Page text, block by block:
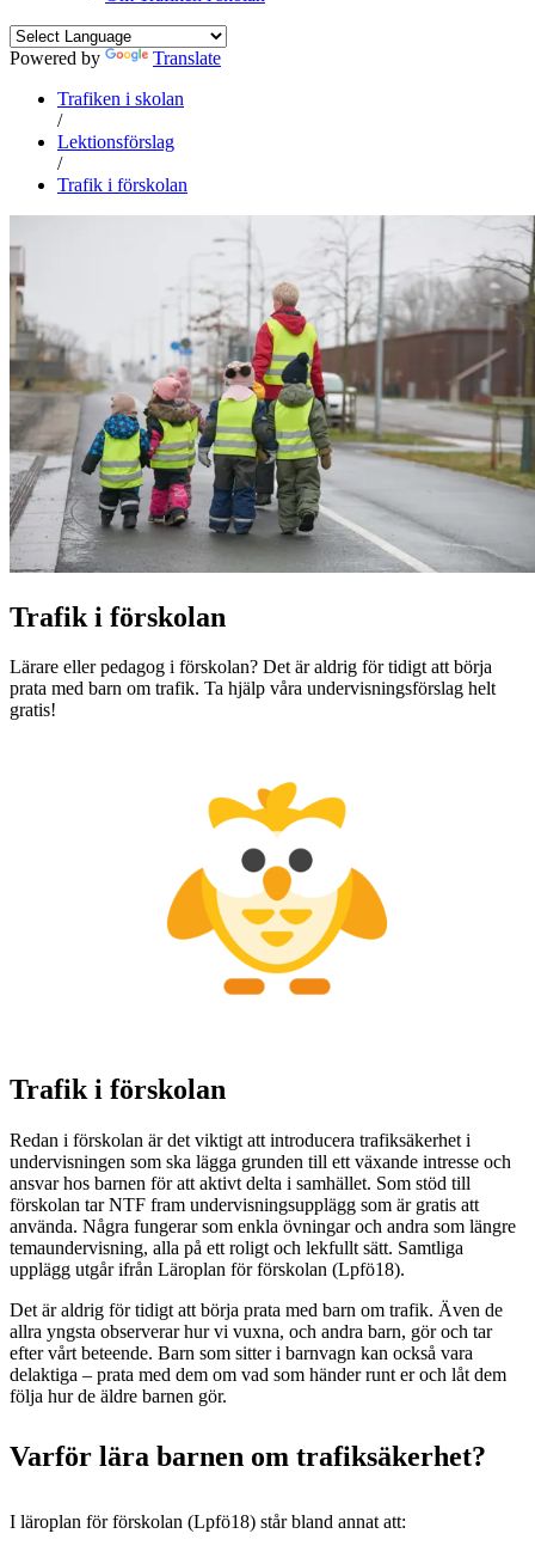
Powered by
Translate
Trafiken i skolan
/
Lektionsförslag
/
Trafik i förskolan
Trafik i förskolan
Lärare eller pedagog i förskolan? Det är aldrig för tidigt att börja
prata med barn om trafik. Ta hjälp våra undervisningsförslag helt
gratis!
Trafik i förskolan
Redan i förskolan är det viktigt att introducera trafiksäkerhet i
undervisningen som ska lägga grunden till ett växande intresse och
ansvar hos barnen för att aktivt delta i samhället. Som stöd till
förskolan tar NTF fram undervisningsupplägg som är gratis att
använda. Några fungerar som enkla övningar och andra som längre
temaundervisning, alla på ett roligt och lekfullt sätt. Samtliga
upplägg utgår ifrån Läroplan för förskolan (Lpfö18).
Det är aldrig för tidigt att börja prata med barn om trafik. Även de
allra yngsta observerar hur vi vuxna, och andra barn, gör och tar
efter vårt beteende. Barn som sitter i barnvagn kan också vara
delaktiga – prata med dem om vad som händer runt er och låt dem
följa hur de äldre barnen gör.
Varför lära barnen om trafiksäkerhet?
I läroplan för förskolan (Lpfö18) står bland annat att: